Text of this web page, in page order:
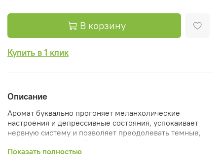
В корзину
Купить в 1 клик
Описание
Аромат буквально прогоняет меланхолические
настроения и депрессивные состояния, успокаивает
нервную систему и позволяет преодолевать темные,
можно выйти из шоковых состояний, паники, истерии,
Показать полностью